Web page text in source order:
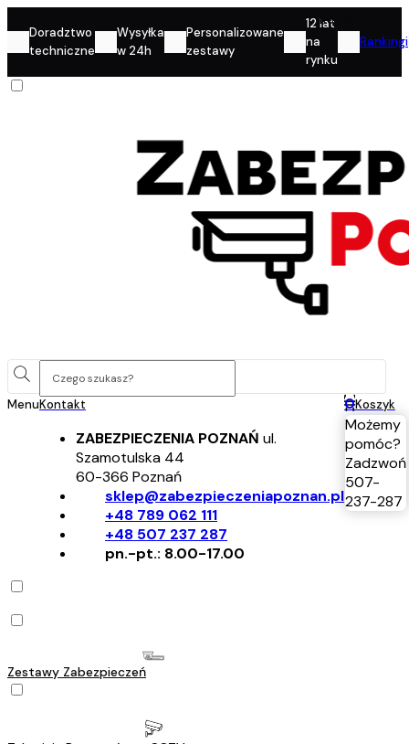
Doradztwo
techniczne
Wysyłka
w 24h
Personalizowane
zestawy
12 lat
na
rynku
Rankingi
MenuKontakt
ZABEZPIECZENIA POZNAŃ ul.
Szamotulska 44
60-366 Poznań
sklep@zabezpieczeniapoznan.pl
+48 789 062 111
+48 507 237 287
pn.-pt.: 8.00-17.00
Konto
0Koszyk
Możemy
pomóc?
Zadzwoń
507-
237-287
Zestawy Zabezpieczeń